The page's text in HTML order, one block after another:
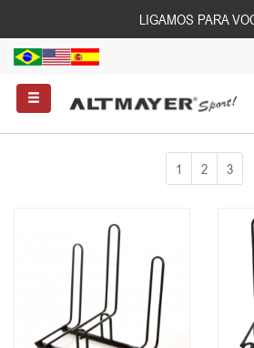
LIGAMOS PARA
1 2 3